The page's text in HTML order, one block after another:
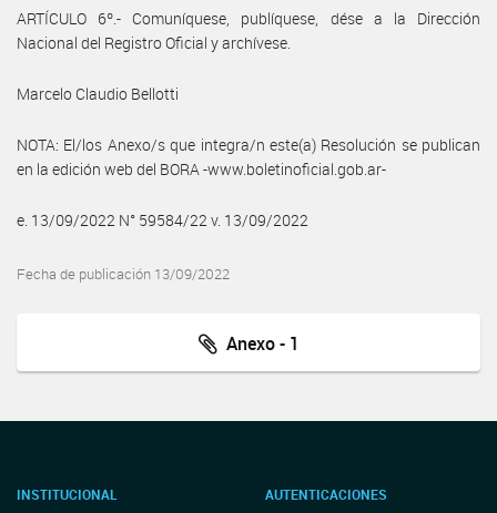
ARTÍCULO 6º.- Comuníquese, publíquese, dése a la Dirección
Nacional del Registro Oficial y archívese.
Marcelo Claudio Bellotti
NOTA: El/los Anexo/s que integra/n este(a) Resolución se publican
en la edición web del BORA -www.boletinoficial.gob.ar-
e. 13/09/2022 N° 59584/22 v. 13/09/2022
Fecha de publicación 13/09/2022
Anexo - 1
INSTITUCIONAL AUTENTICACIONES